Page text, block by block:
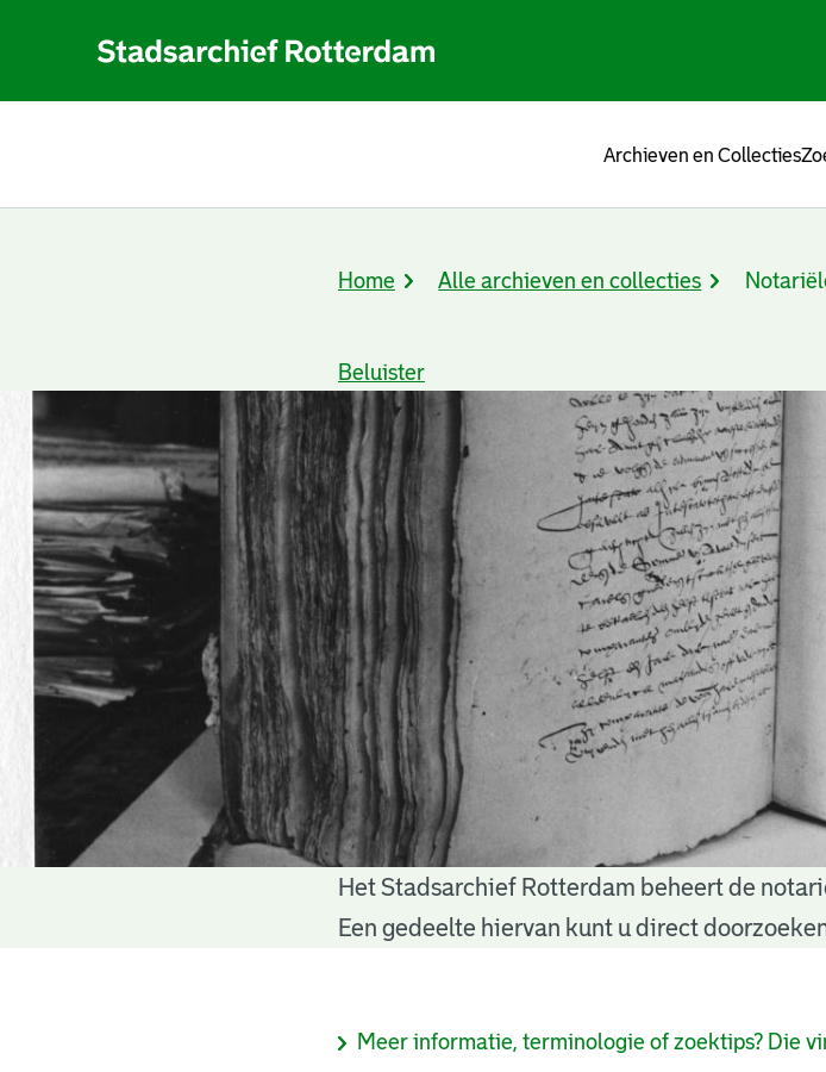
Archieven en Collecties
Kruimelpad
Home Alle archieven en collecties
Beluister
Het Stadsarchief Rotterdam beheert de
Een gedeelte hiervan kunt u direct
Informatiepagina's
Meer informatie, terminologie of zoektips? Die